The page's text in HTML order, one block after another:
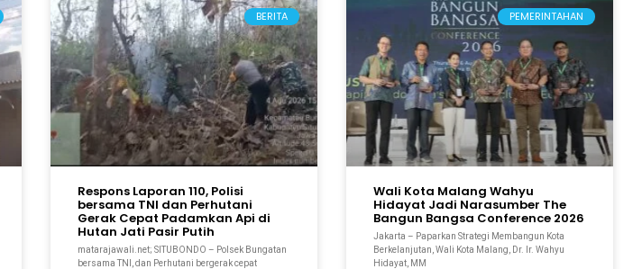
BERITA
Respons Laporan 110, Polisi
bersama TNI dan Perhutani
Gerak Cepat Padamkan Api di
Hutan Jati Pasir Putih
matarajawali.net; SITUBONDO – Polsek Bungatan
bersama TNI, dan Perhutani bergerak cepat
PEMERINTAHAN
Wali Kota Malang Wahyu
Hidayat Jadi Narasumber The
Bangun Bangsa Conference 2026
Jakarta – Paparkan Strategi Membangun Kota
Berkelanjutan, Wali Kota Malang, Dr. Ir. Wahyu
Hidayat, MM